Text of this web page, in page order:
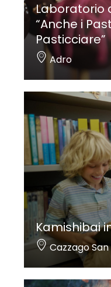
Laboratorio
“Anche i
Pasticciare”
Adro
Kamishibai
Cazzago